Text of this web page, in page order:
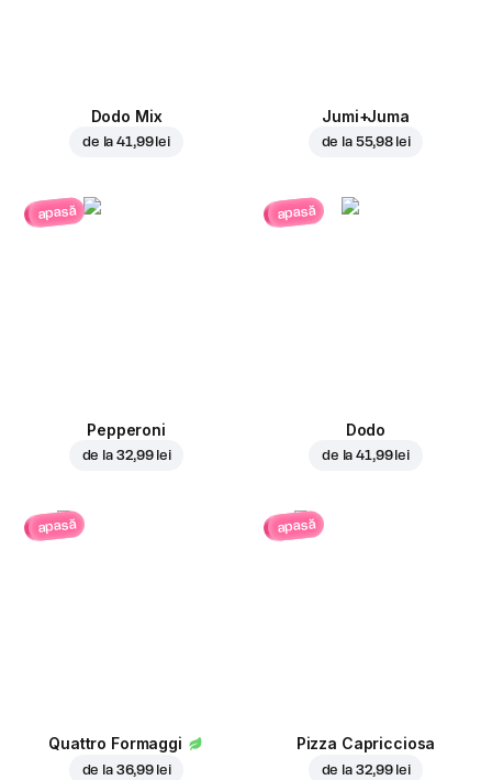
Dodo Mix
de la41,99 lei
Jumi+Juma
de la 55,98 lei
apasă
Pepperoni
de la 32,99 lei
apasă
Dodo
de la41,99 lei
apasă
Quattro Formaggi
de la 36,99 lei
apasă
Pizza Capricciosa
de la 32,99 lei